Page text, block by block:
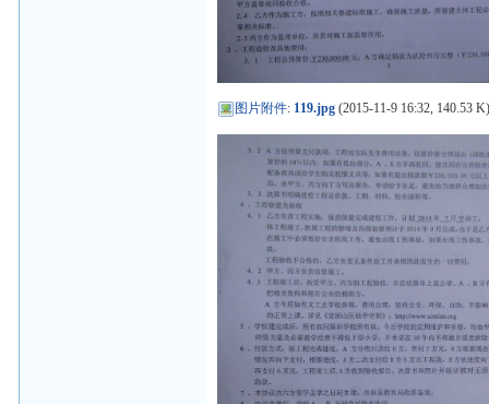
图片附件: 119.jpg (2015-11-9 16:32, 140.53